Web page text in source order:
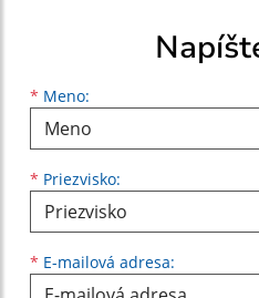
* Meno:
Meno
* Priezvisko:
Priezvisko
* E-mailová adresa:
E-mailová adresa